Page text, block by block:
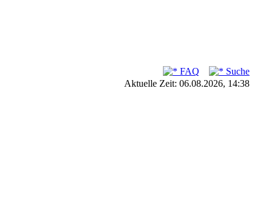
FAQ
Suche
Aktuelle Zeit: 06.08.2026, 14:38